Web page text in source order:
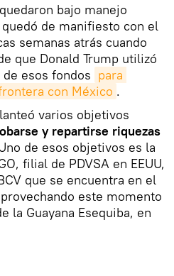
bajo manejo
de manifiesto con el
semanas atrás cuando
que Donald Trump utilizó
esos fondos para
con México .
varios objetivos
y repartirse riquezas
de esos objetivos es la
filial de PDVSA en EEUU,
que se encuentra en el
este momento
la Guayana Esequiba, en